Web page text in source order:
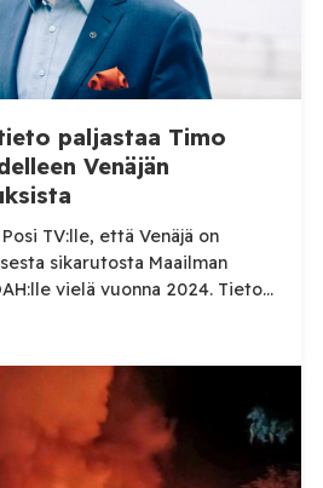
paljastaa Timo
Venäjän
TV:lle, että Venäjä on
sikarutosta Maailman
vielä vuonna 2024. Tieto
kansanedustaja Timo Heinosen
Suomi on puolestaan
tapauksesta sekä
Venäjän
Ruokavirasto kertoi Posi
Suomen ensimmäisestä